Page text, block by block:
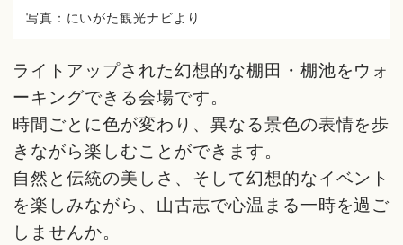
写真：にいがた観光ナビより
ライトアップされた幻想的な棚田・棚池をウォ
ーキングできる会場です。
時間ごとに色が変わり、異なる景色の表情を歩
きながら楽しむことができます。
自然と伝統の美しさ、そして幻想的なイベント
を楽しみながら、山古志で心温まる一時を過ご
しませんか。